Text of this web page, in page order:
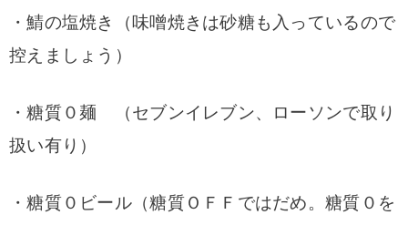
・鯖の塩焼き（味噌焼きは砂糖も入っているので
控えましょう）
・糖質０麺 （セブンイレブン、ローソンで取り
扱い有り）
・糖質０ビール（糖質ＯＦＦではだめ。糖質０を